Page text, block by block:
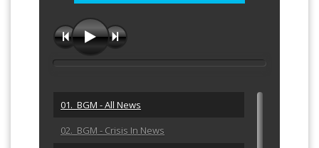
01. BGM - All News
02. BGM - Crisis In News